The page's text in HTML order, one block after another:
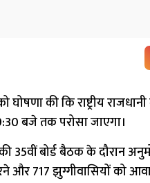
घोषणा की कि राष्ट्रीय
बजे तक परोसा जाएगा।
बोर्ड बैठक के दौरान
और 717 झुग्गीवासियों को